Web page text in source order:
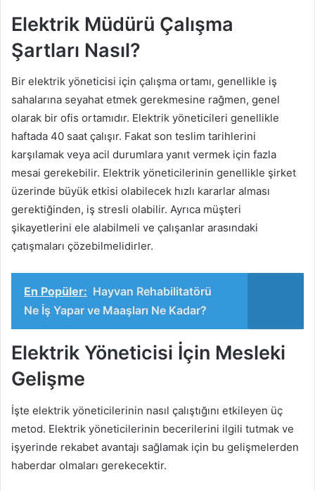
Elektrik Müdürü Çalışma
Şartları Nasıl?
Bir elektrik yöneticisi için çalışma ortamı, genellikle iş
sahalarına seyahat etmek gerekmesine rağmen, genel
olarak bir ofis ortamıdır. Elektrik yöneticileri genellikle
haftada 40 saat çalışır. Fakat son teslim tarihlerini
karşılamak veya acil durumlara yanıt vermek için fazla
mesai gerekebilir. Elektrik yöneticilerinin genellikle şirket
üzerinde büyük etkisi olabilecek hızlı kararlar alması
gerektiğinden, iş stresli olabilir. Ayrıca müşteri
şikayetlerini ele alabilmeli ve çalışanlar arasındaki
çatışmaları çözebilmelidirler.
En Popüler: Hayvan Rehabilitatörü
Ne İş Yapar ve Maaşları Ne Kadar?
Elektrik Yöneticisi İçin Mesleki
Gelişme
İşte elektrik yöneticilerinin nasıl çalıştığını etkileyen üç
metod. Elektrik yöneticilerinin becerilerini ilgili tutmak ve
işyerinde rekabet avantajı sağlamak için bu gelişmelerden
haberdar olmaları gerekecektir.